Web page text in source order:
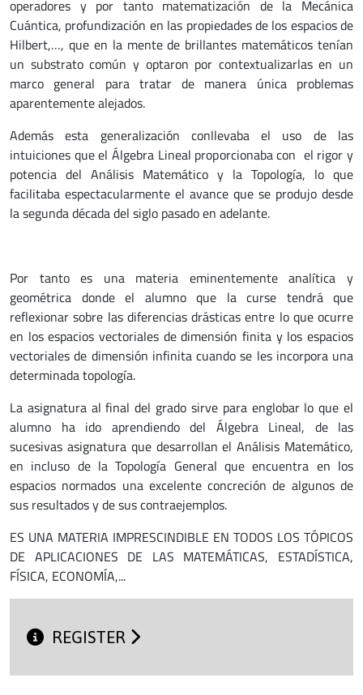
operadores y por tanto matematización de la Mecánica
Cuántica, profundización en las propiedades de los espacios de
Hilbert,…, que en la mente de brillantes matemáticos tenían
un substrato común y optaron por contextualizarlas en un
marco general para tratar de manera única problemas
aparentemente alejados.
Además esta generalización conllevaba el uso de las
intuiciones que el Álgebra Lineal proporcionaba con el rigor y
potencia del Análisis Matemático y la Topología, lo que
facilitaba espectacularmente el avance que se produjo desde
la segunda década del siglo pasado en adelante.
Por tanto es una materia eminentemente analítica y
geométrica donde el alumno que la curse tendrá que
reflexionar sobre las diferencias drásticas entre lo que ocurre
en los espacios vectoriales de dimensión finita y los espacios
vectoriales de dimensión infinita cuando se les incorpora una
determinada topología.
La asignatura al final del grado sirve para englobar lo que el
alumno ha ido aprendiendo del Álgebra Lineal, de las
sucesivas asignatura que desarrollan el Análisis Matemático,
en incluso de la Topología General que encuentra en los
espacios normados una excelente concreción de algunos de
sus resultados y de sus contraejemplos.
ES UNA MATERIA IMPRESCINDIBLE EN TODOS LOS TÓPICOS
DE APLICACIONES DE LAS MATEMÁTICAS, ESTADÍSTICA,
FÍSICA, ECONOMÍA,...
REGISTER